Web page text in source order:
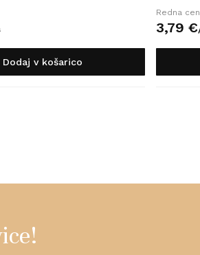
Dodaj v košarico
Redna
3,79 €